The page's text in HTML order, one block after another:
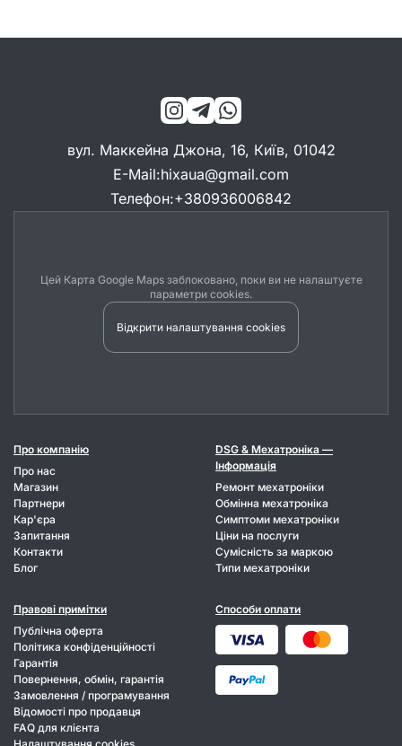
вул. Маккейна Джона, 16, Київ, 01042
E-Mail:hixaua@gmail.com
Телефон:+380936006842
Цей Карта Google Maps заблоковано, поки ви не налаштуєте
параметри cookies.
Відкрити налаштування cookies
Про компанію
Про нас
Магазин
Партнери
Кар'єра
Запитання
Контакти
Блог
DSG & Мехатроніка —
Інформація
Ремонт мехатроніки
Обмінна мехатроніка
Симптоми мехатроніки
Ціни на послуги
Сумісність за маркою
Типи мехатроніки
Правові примітки
Публічна оферта
Політика конфіденційності
Гарантія
Повернення, обмін, гарантія
Замовлення / програмування
Відомості про продавця
FAQ для клієнта
Налаштування cookies
Способи оплати